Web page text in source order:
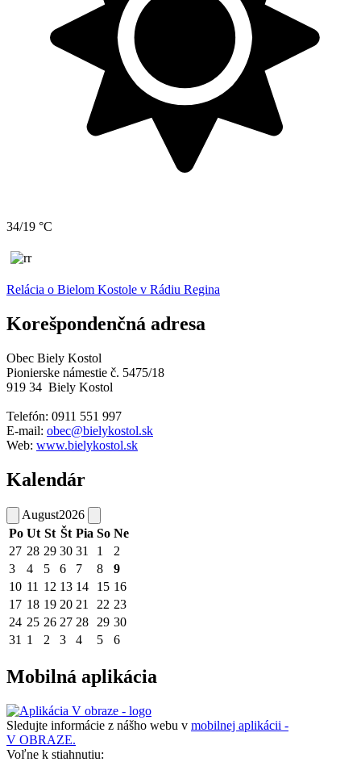
34/19 °C
Relácia o Bielom Kostole v Rádiu Regina
Korešpondenčná adresa
Obec Biely Kostol
Pionierske námestie č. 5475/18
919 34 Biely Kostol
Telefón: 0911 551 997
E-mail: obec@bielykostol.sk
Web: www.bielykostol.sk
Kalendár
August2026
Po Ut St Št Pia So Ne
27 28 29 30 31 1
2
3
4 5 6 7 8
9
10 11 12 13 14 15 16
17 18 19 20 21 22 23
24 25 26 27 28 29 30
31 1 2 3 4 5 6
Mobilná aplikácia
Sledujte informácie z nášho webu v mobilnej aplikácii -
V OBRAZE.
Voľne k stiahnutiu: